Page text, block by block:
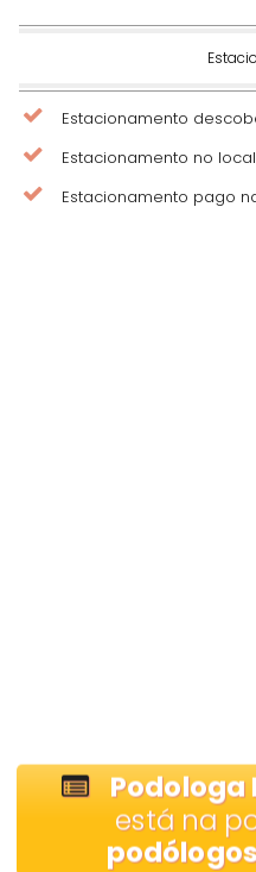
Estacionamento
Estacionamento no local
Estacionamento pago
Podologa
está na